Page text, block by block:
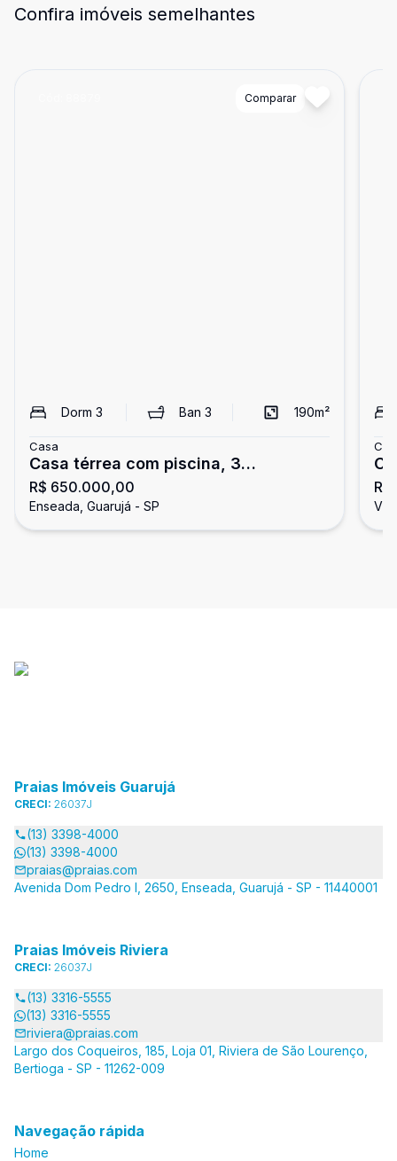
Confira imóveis semelhantes
Comparar
Dorm 3 Ban3 190m²
Casa
Casa térrea com piscina, 3
dormitórios, Enseada, Guarujá
R$ 650.000,00
Enseada, Guarujá - SP
Praias Imóveis Guarujá
CRECI: 26037J
(13) 3398-4000
(13) 3398-4000
praias@praias.com
Avenida Dom Pedro I, 2650, Enseada, Guarujá - SP - 11440001
Praias Imóveis Riviera
CRECI: 26037J
(13) 3316-5555
(13) 3316-5555
riviera@praias.com
Largo dos Coqueiros, 185, Loja 01, Riviera de São Lourenço,
Bertioga - SP - 11262-009
Navegação rápida
Home